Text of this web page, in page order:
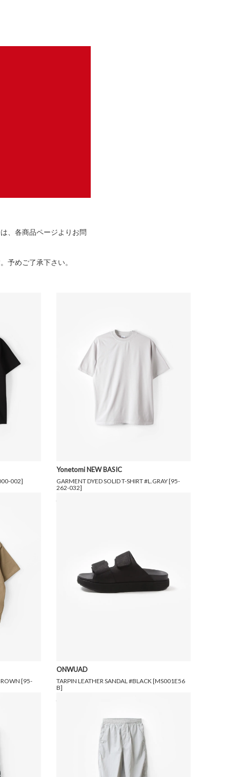
、各商品ページよりお問
予めご了承下さい。
002]
Yonetomi NEW BASIC
GARMENT DYED SOLID T-SHIRT #L.GRAY [95-
262-032]
8,800円(税込)
[95-
ONWUAD
TARPIN LEATHER SANDAL #BLACK [MS001E56
B]
29,700円(税込)